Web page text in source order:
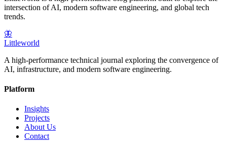
intersection of AI, modern software engineering, and global tech
trends.
🦋
Littleworld
A high-performance technical journal exploring the convergence of
AI, infrastructure, and modern software engineering.
Platform
Insights
Projects
About Us
Contact